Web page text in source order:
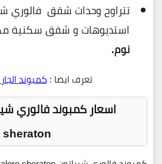
تتراوح وحدات شقق فالوري
استديوهات و شقق سكنية
نوم.
تعرف ايضا :كمبوند
sheraton